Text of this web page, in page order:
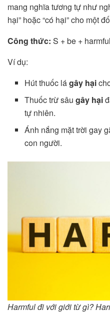
mang nghĩa tương tự như
hại” hoặc “có hại” cho một
Công thức: S + be +
Ví dụ:
Hút thuốc lágây hại
Thuốc trừ sâugây hại
tự nhiên.
Ánh nắng mặt trời gay
con người.
Harmful đi với giới từ gì?